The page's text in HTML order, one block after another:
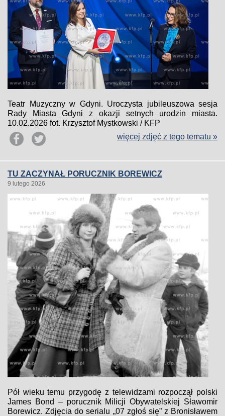
Teatr Muzyczny w Gdyni. Uroczysta jubileuszowa sesja
Rady Miasta Gdyni z okazji setnych urodzin miasta.
10.02.2026 fot. Krzysztof Mystkowski / KFP
więcej zdjęć z tego tematu »
TU ZACZYNAŁ PORUCZNIK BOREWICZ
9 lutego 2026
Pół wieku temu przygodę z telewidzami rozpoczął polski
James Bond – porucznik Milicji Obywatelskiej Sławomir
Borewicz. Zdjęcia do serialu „07 zgłoś się” z Bronisławem